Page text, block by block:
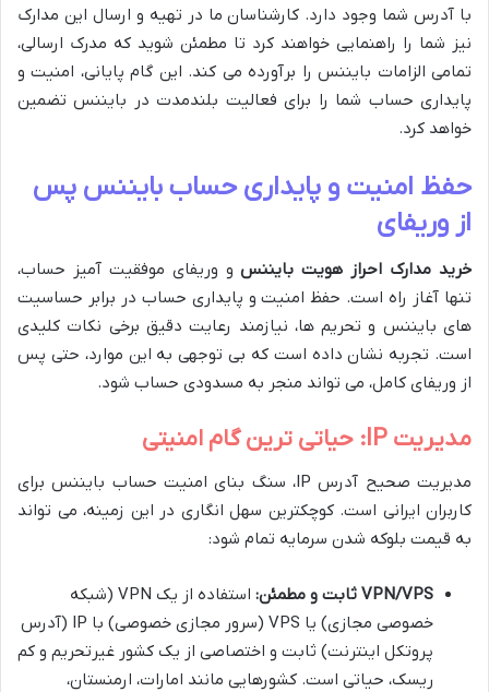
با آدرس شما وجود دارد. کارشناسان ما در تهیه و ارسال این مدارک
نیز شما را راهنمایی خواهند کرد تا مطمئن شوید که مدرک ارسالی،
تمامی الزامات بایننس را برآورده می کند. این گام پایانی، امنیت و
پایداری حساب شما را برای فعالیت بلندمدت در بایننس تضمین
خواهد کرد.
حفظ امنیت و پایداری حساب بایننس پس
از وریفای
خرید مدارک احراز هویت بایننسو وریفای موفقیت آمیز حساب،
تنها آغاز راه است. حفظ امنیت و پایداری حساب در برابر حساسیت
های بایننس و تحریم ها، نیازمند رعایت دقیق برخی نکات کلیدی
است. تجربه نشان داده است که بی توجهی به این موارد، حتی پس
از وریفای کامل، می تواند منجر به مسدودی حساب شود.
مدیریت IP: حیاتی ترین گام امنیتی
مدیریت صحیح آدرس IP، سنگ بنای امنیت حساب بایننس برای
کاربران ایرانی است. کوچکترین سهل انگاری در این زمینه، می تواند
به قیمت بلوکه شدن سرمایه تمام شود:
VPN/VPS ثابت و مطمئن:
استفاده از یک VPN (شبکه
خصوصی مجازی) یا VPS (سرور مجازی خصوصی) با IP (آدرس
پروتکل اینترنت) ثابت و اختصاصی از یک کشور غیرتحریم و کم
ریسک، حیاتی است. کشورهایی مانند امارات، ارمنستان،